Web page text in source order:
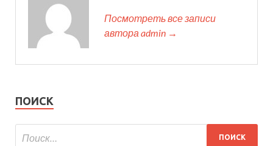
Посмотреть все записи
автора admin →
ПОИСК